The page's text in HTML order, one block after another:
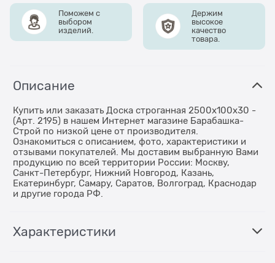
Поможем с
выбором
изделий.
Держим
высокое
качество
товара.
Описание
Купить или заказать Доска строганная 2500x100x30 -
(Арт. 2195) в нашем Интернет магазине Барабашка-
Строй по низкой цене от производителя.
Ознакомиться с описанием, фото, характеристики и
отзывами покупателей. Мы доставим выбранную Вами
продукцию по всей территории России: Москву,
Санкт-Петербург, Нижний Новгород, Казань,
Екатеринбург, Самару, Саратов, Волгоград, Краснодар
и другие города РФ.
Характеристики